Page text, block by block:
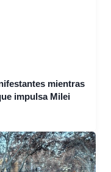
mientras
impulsa Milei